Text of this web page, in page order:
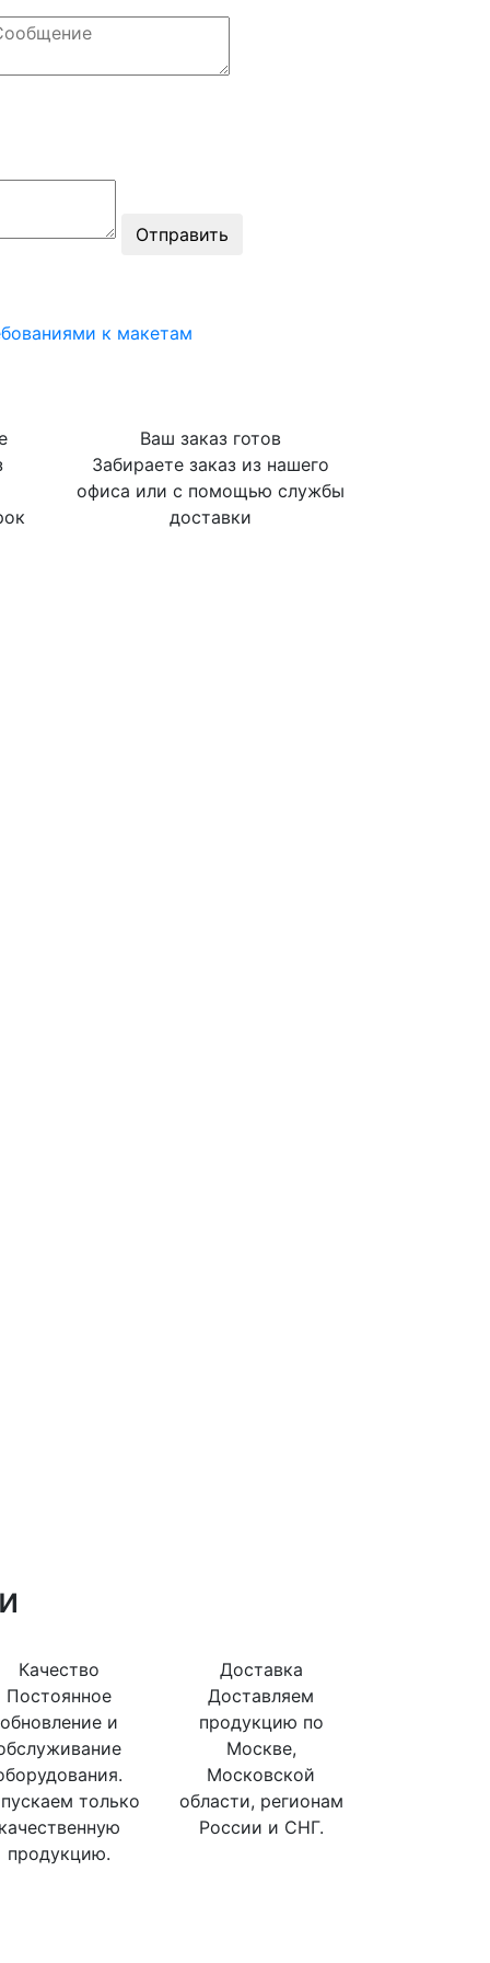
к макетам
Ваш заказ готов
Забираете заказ из нашего
офиса или с помощью службы
доставки
Качество
Постоянное
обновление и
только
продукцию.
Доставка
Доставляем
продукцию по
Москве,
Московской
области, регионам
России и СНГ.